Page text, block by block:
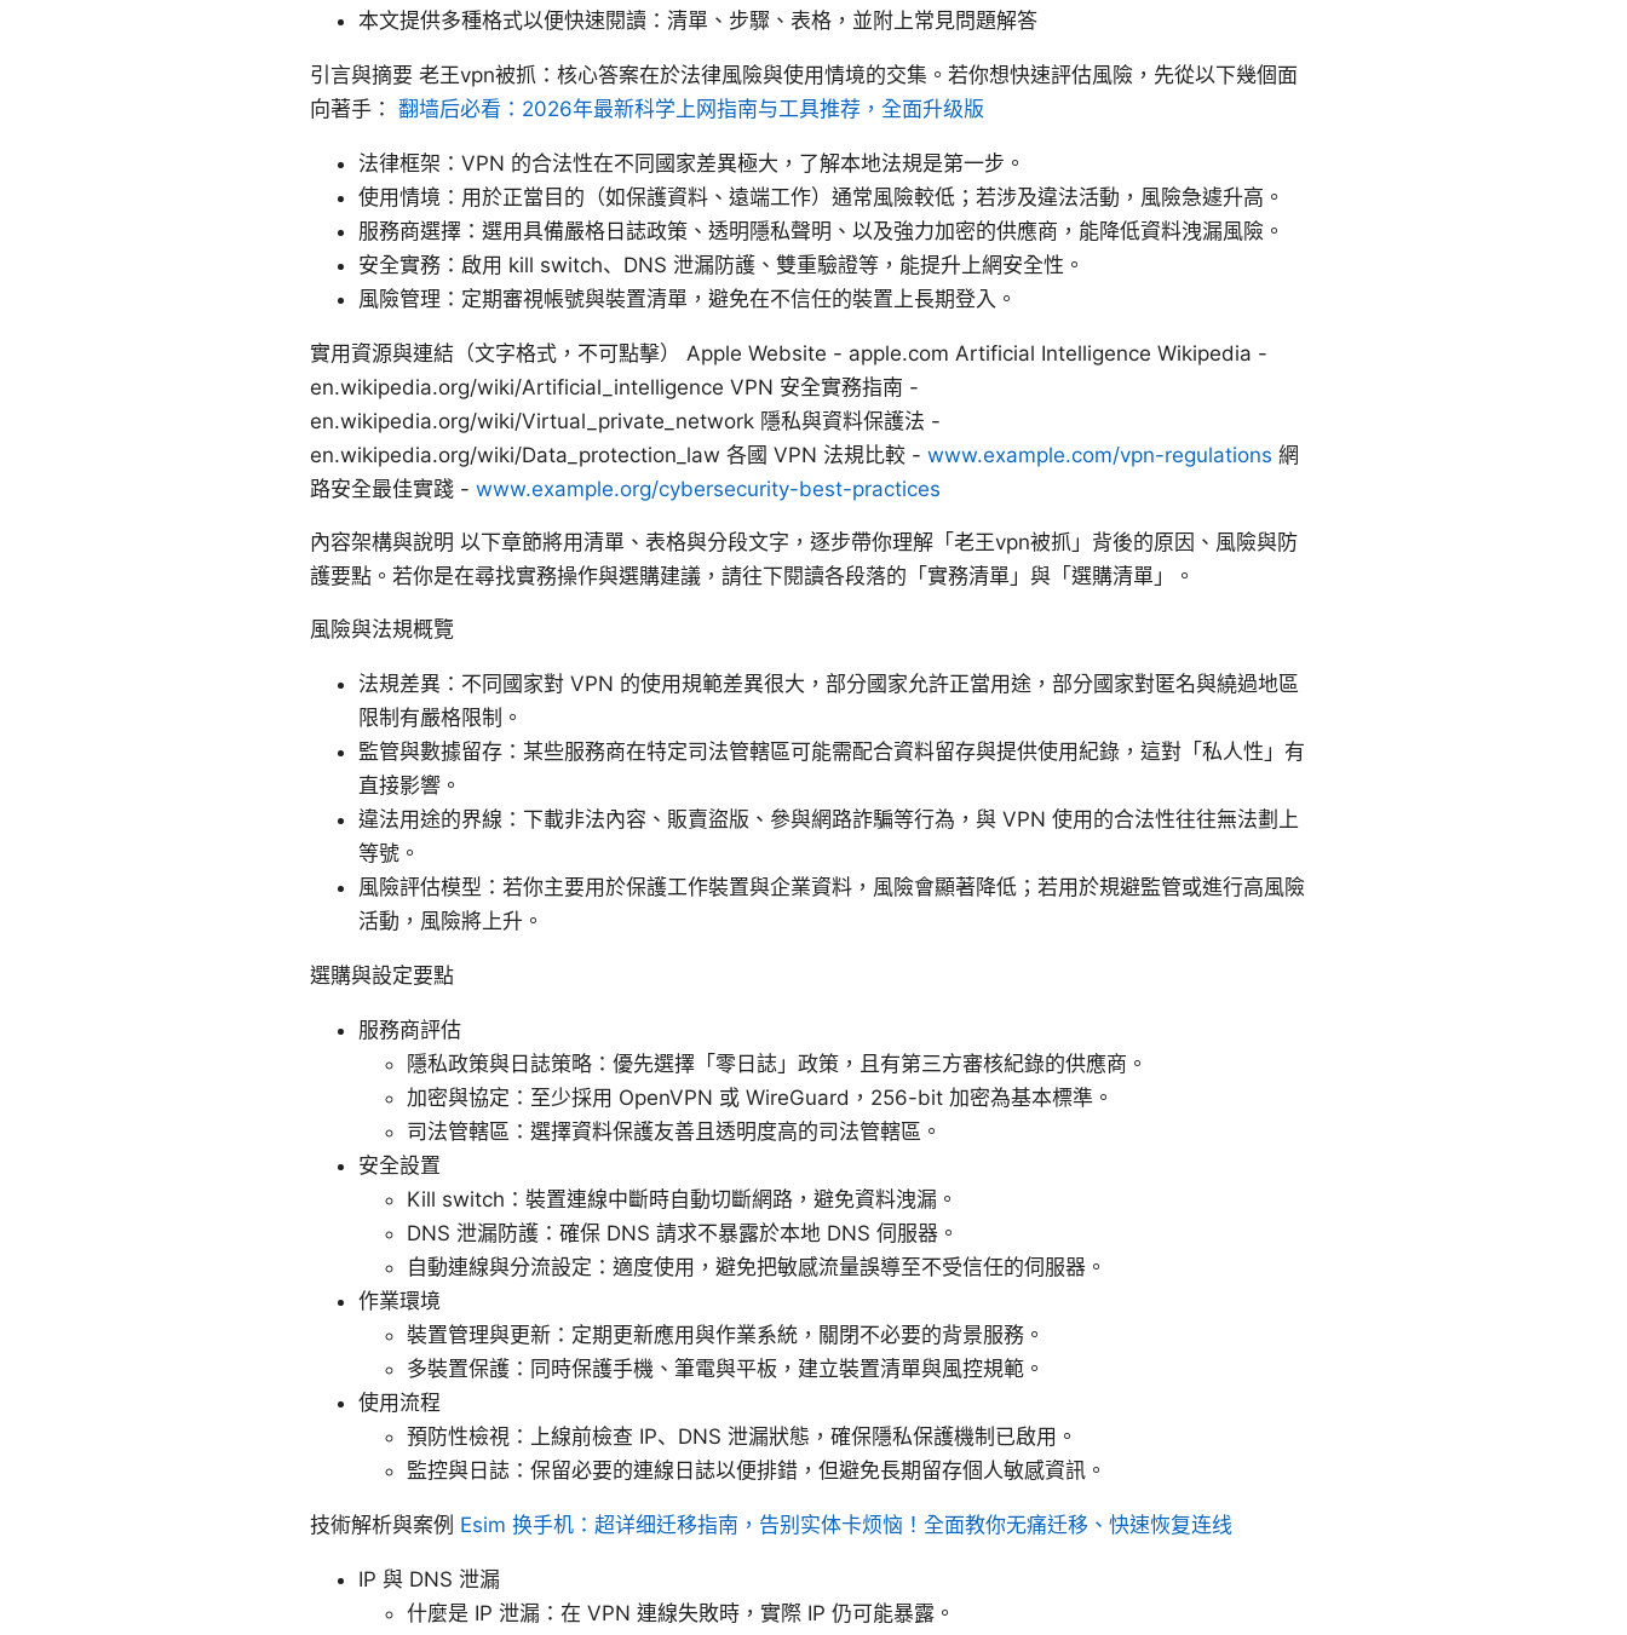
本文提供多種格式以便快速閱讀：清單、步驟、表格，並附上常見問題解答
引言與摘要 老王vpn被抓：核心答案在於法律風險與使用情境的交集。若你想快速評估風險，先從以下幾個面
向著手： 翻墙后必看：2026年最新科学上网指南与工具推荐，全面升级版
法律框架：VPN 的合法性在不同國家差異極大，了解本地法規是第一步。
使用情境：用於正當目的（如保護資料、遠端工作）通常風險較低；若涉及違法活動，風險急遽升高。
服務商選擇：選用具備嚴格日誌政策、透明隱私聲明、以及強力加密的供應商，能降低資料洩漏風險。
安全實務：啟用 kill switch、DNS 泄漏防護、雙重驗證等，能提升上網安全性。
風險管理：定期審視帳號與裝置清單，避免在不信任的裝置上長期登入。
實用資源與連結（文字格式，不可點擊） Apple Website - apple.com Artificial Intelligence Wikipedia -
en.wikipedia.org/wiki/Artificial_intelligence VPN 安全實務指南 -
en.wikipedia.org/wiki/Virtual_private_network 隱私與資料保護法 -
en.wikipedia.org/wiki/Data_protection_law 各國 VPN 法規比較 - www.example.com/vpn-regulations 網
路安全最佳實踐 - www.example.org/cybersecurity-best-practices
內容架構與說明 以下章節將用清單、表格與分段文字，逐步帶你理解「老王vpn被抓」背後的原因、風險與防
護要點。若你是在尋找實務操作與選購建議，請往下閱讀各段落的「實務清單」與「選購清單」。
風險與法規概覽
法規差異：不同國家對 VPN 的使用規範差異很大，部分國家允許正當用途，部分國家對匿名與繞過地區
限制有嚴格限制。
監管與數據留存：某些服務商在特定司法管轄區可能需配合資料留存與提供使用紀錄，這對「私人性」有
直接影響。
違法用途的界線：下載非法內容、販賣盜版、參與網路詐騙等行為，與 VPN 使用的合法性往往無法劃上
等號。
風險評估模型：若你主要用於保護工作裝置與企業資料，風險會顯著降低；若用於規避監管或進行高風險
活動，風險將上升。
選購與設定要點
服務商評估
隱私政策與日誌策略：優先選擇「零日誌」政策，且有第三方審核紀錄的供應商。
加密與協定：至少採用 OpenVPN 或 WireGuard，256-bit 加密為基本標準。
司法管轄區：選擇資料保護友善且透明度高的司法管轄區。
安全設置
Kill switch：裝置連線中斷時自動切斷網路，避免資料洩漏。
DNS 泄漏防護：確保 DNS 請求不暴露於本地 DNS 伺服器。
自動連線與分流設定：適度使用，避免把敏感流量誤導至不受信任的伺服器。
作業環境
裝置管理與更新：定期更新應用與作業系統，關閉不必要的背景服務。
多裝置保護：同時保護手機、筆電與平板，建立裝置清單與風控規範。
使用流程
預防性檢視：上線前檢查 IP、DNS 泄漏狀態，確保隱私保護機制已啟用。
監控與日誌：保留必要的連線日誌以便排錯，但避免長期留存個人敏感資訊。
技術解析與案例 Esim 换手机：超详细迁移指南，告别实体卡烦恼！全面教你无痛迁移、快速恢复连线
IP 與 DNS 泄漏
什麼是 IP 泄漏：在 VPN 連線失敗時，實際 IP 仍可能暴露。